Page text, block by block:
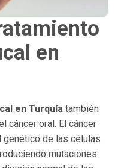
en
en Turquíatambién
cáncer oral. El cáncer
genético de las células
mutaciones